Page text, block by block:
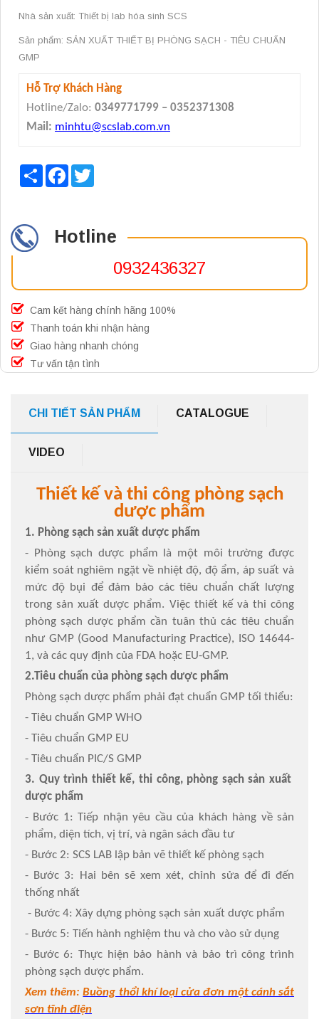
Nhà sản xuất: Thiết bị lab hóa sinh SCS
Sản phẩm: SẢN XUẤT THIẾT BỊ PHÒNG SẠCH - TIÊU CHUẨN
GMP
Hỗ Trợ Khách Hàng
Hotline/Zalo: 0349771799 – 0352371308
Mail: minhtu@scslab.com.vn
Share Facebook
Hotline
0932436327
Cam kết hàng chính hãng 100%
Thanh toán khi nhận hàng
Giao hàng nhanh chóng
Tư vấn tận tình
CHI TIẾT SẢN PHẨM CATALOGUE
VIDEO
Thiết kế và thi công phòng sạch
dược phẩm
1. Phòng sạch sản xuất dược phẩm
- Phòng sạch dược phẩm là một môi trường được
kiểm soát nghiêm ngặt về nhiệt độ, độ ẩm, áp suất và
mức độ bụi để đảm bảo các tiêu chuẩn chất lượng
trong sản xuất dược phẩm. Việc thiết kế và thi công
phòng sạch dược phẩm cần tuân thủ các tiêu chuẩn
như GMP (Good Manufacturing Practice), ISO 14644-
1, và các quy định của FDA hoặc EU-GMP.
2.Tiêu chuẩn của phòng sạch dược phẩm
Phòng sạch dược phẩm phải đạt chuẩn GMP tối thiểu:
- Tiêu chuẩn GMP WHO
- Tiêu chuẩn GMP EU
- Tiêu chuẩn PIC/S GMP
3. Quy trình thiết kế, thi công, phòng sạch sản xuất
dược phẩm
- Bước 1: Tiếp nhận yêu cầu của khách hàng về sản
phẩm, diện tích, vị trí, và ngân sách đầu tư
- Bước 2: SCS LAB lập bản vẽ thiết kế phòng sạch
- Bước 3: Hai bên sẽ xem xét, chỉnh sửa để đi đến
thống nhất
- Bước 4: Xây dựng phòng sạch sản xuất dược phẩm
- Bước 5: Tiến hành nghiệm thu và cho vào sử dụng
- Bước 6: Thực hiện bảo hành và bảo trì công trình
phòng sạch dược phẩm.
Xem thêm:Buồng thổi khí loại cửa đơn một cánh sắt
sơn tĩnh điện